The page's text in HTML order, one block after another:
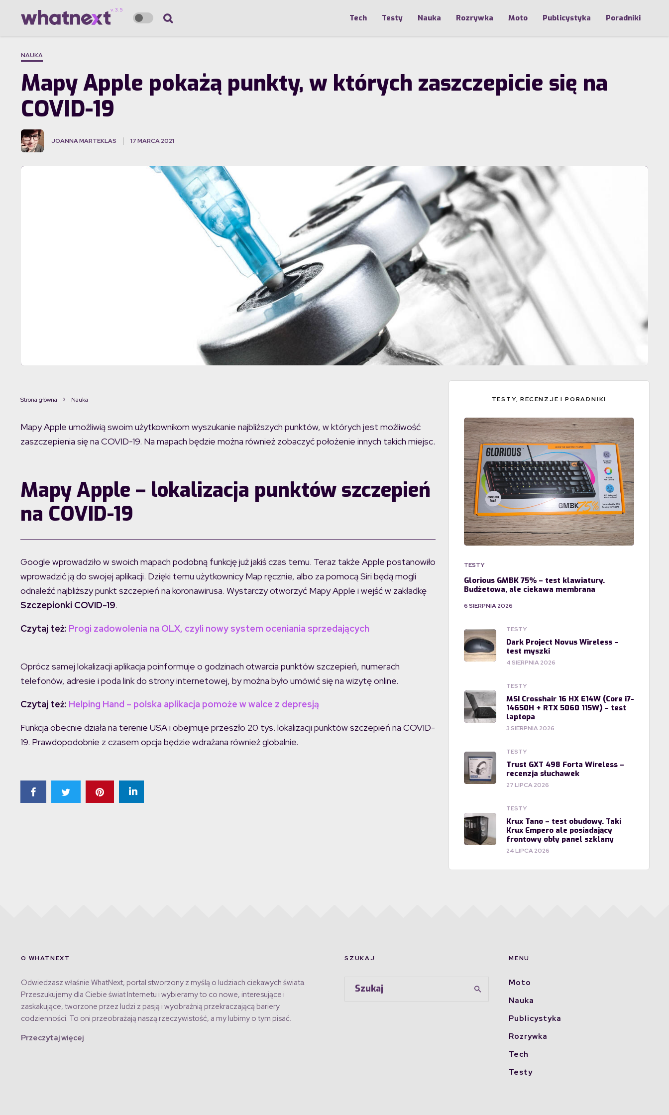
Tech Testy Nauka Rozrywka Moto Publicystyka Poradniki
NAUKA
Mapy Apple pokażą punkty, w których zaszczepicie się na
COVID-19
JOANNA MARTEKLAS 17 MARCA 2021
Idealna szczepionka na COVID-19, czyli jaka?
Strona główna Nauka
Mapy Apple umożliwią swoim użytkownikom wyszukanie najbliższych punktów, w których jest możliwość
zaszczepienia się na COVID-19. Na mapach będzie można również zobaczyć położenie innych takich miejsc.
Mapy Apple – lokalizacja punktów szczepień
na COVID-19
Google wprowadziło w swoich mapach podobną funkcję już jakiś czas temu. Teraz także Apple postanowiło
wprowadzić ją do swojej aplikacji. Dzięki temu użytkownicy Map ręcznie, albo za pomocą Siri będą mogli
odnaleźć najbliższy punkt szczepień na koronawirusa. Wystarczy otworzyć Mapy Apple i wejść w zakładkę
Szczepionki COVID-19.
Czytaj też: Progi zadowolenia na OLX, czyli nowy system oceniania sprzedających
Oprócz samej lokalizacji aplikacja poinformuje o godzinach otwarcia punktów szczepień, numerach
telefonów, adresie i poda link do strony internetowej, by można było umówić się na wizytę online.
Czytaj też: Helping Hand – polska aplikacja pomoże w walce z depresją
Funkcja obecnie działa na terenie USA i obejmuje przeszło 20 tys. lokalizacji punktów szczepień na COVID-
19. Prawdopodobnie z czasem opcja będzie wdrażana również globalnie.
TESTY, RECENZJE I PORADNIKI
TESTY
Glorious GMBK 75% – test klawiatury.
Budżetowa, ale ciekawa membrana
6 SIERPNIA 2026
TESTY
Dark Project Novus Wireless –
test myszki
4 SIERPNIA 2026
TESTY
MSI Crosshair 16 HX E14W (Core i7-
14650H + RTX 5060 115W) – test
laptopa
3 SIERPNIA 2026
TESTY
Trust GXT 498 Forta Wireless –
recenzja słuchawek
27 LIPCA 2026
TESTY
Krux Tano – test obudowy. Taki
Krux Empero ale posiadający
frontowy obły panel szklany
24 LIPCA 2026
O WHATNEXT
Odwiedzasz właśnie WhatNext, portal stworzony z myślą o ludziach ciekawych świata.
Przeszukujemy dla Ciebie świat Internetu i wybieramy to co nowe, interesujące i
zaskakujące, tworzone przez ludzi z pasją i wyobraźnią przekraczającą bariery
codzienności. To oni przeobrażają naszą rzeczywistość, a my lubimy o tym pisać.
Przeczytaj więcej
SZUKAJ MENU
Moto
Nauka
Publicystyka
Rozrywka
Tech
Testy